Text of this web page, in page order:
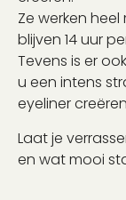
Ze werken
blijven 14 uur
Tevens is er
u een intens
eyeliner
Laat je
en wat mooi